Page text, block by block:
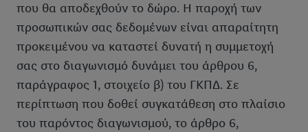
που θα αποδεχθούν το δώρο. Η παροχή των
προσωπικών σας δεδομένων είναι απαραίτητη
προκειμένου να καταστεί δυνατή η συμμετοχή
σας στο διαγωνισμό δυνάμει του άρθρου 6,
παράγραφος 1, στοιχείο β) του ΓΚΠΔ. Σε
περίπτωση που δοθεί συγκατάθεση στο πλαίσιο
του παρόντος διαγωνισμού, το άρθρο 6,